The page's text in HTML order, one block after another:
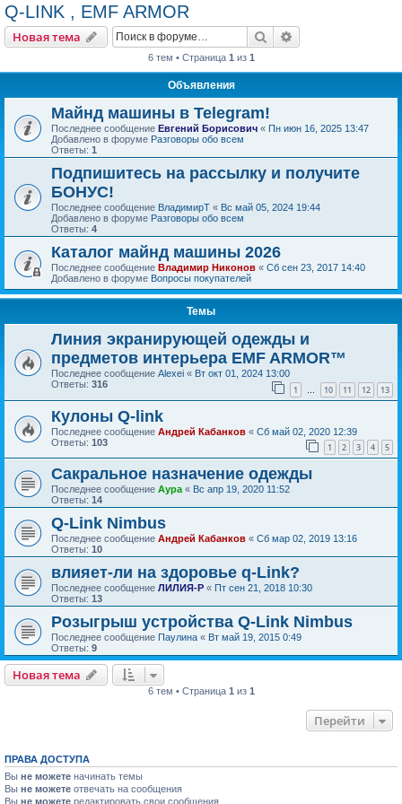
Q-LINK , EMF ARMOR
Новая тема Поиск
6 тем • Страница 1 из 1
Объявления
Майнд машины в Telegram!
Последнее сообщение Евгений Борисович « Пн июн 16, 2025 13:47
Добавлено в форуме Разговоры обо всем
Ответы: 1
Подпишитесь на рассылку и получите
БОНУС!
Последнее сообщение ВладимирТ « Вс май 05, 2024 19:44
Добавлено в форуме Разговоры обо всем
Ответы: 4
Каталог майнд машины 2026
Последнее сообщение Владимир Никонов « Сб сен 23, 2017 14:40
Добавлено в форуме Вопросы покупателей
Темы
Линия экранирующей одежды и
предметов интерьера EMF ARMOR™
Последнее сообщение Alexei « Вт окт 01, 2024 13:00
Ответы: 316 1 … 10 11 12 13
Кулоны Q-link
Последнее сообщение Андрей Кабанков « Сб май 02, 2020 12:39
Ответы: 103 1 2 3 4 5
Сакральное назначение одежды
Последнее сообщение Аура « Вс апр 19, 2020 11:52
Ответы: 14
Q-Link Nimbus
Последнее сообщение Андрей Кабанков « Сб мар 02, 2019 13:16
Ответы: 10
влияет-ли на здоровье q-Link?
Последнее сообщение ЛИЛИЯ-Р « Пт сен 21, 2018 10:30
Ответы: 13
Розыгрыш устройства Q-Link Nimbus
Последнее сообщение Паулина « Вт май 19, 2015 0:49
Ответы: 9
Новая тема
6 тем • Страница 1 из 1
Перейти
ПРАВА ДОСТУПА
Вы не можете начинать темы
Вы не можете отвечать на сообщения
Вы не можете редактировать свои сообщения